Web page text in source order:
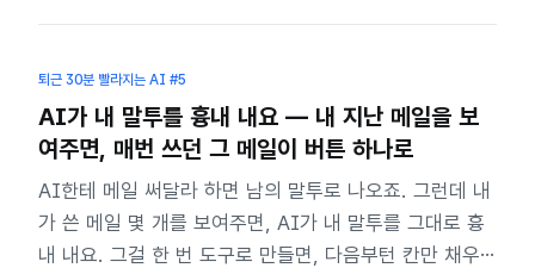
퇴근 30분 빨라지는 AI #5
AI가 내 말투를 흉내 내요 — 내 지난 메일을 보
여주면, 매번 쓰던 그 메일이 버튼 하나로
AI한테 메일 써달라 하면 남의 말투로 나오죠. 그런데 내
가 쓴 메일 몇 개를 보여주면, AI가 내 말투를 그대로 흉
내 내요. 그걸 한 번 도구로 만들면, 다음부턴 칸만 채우